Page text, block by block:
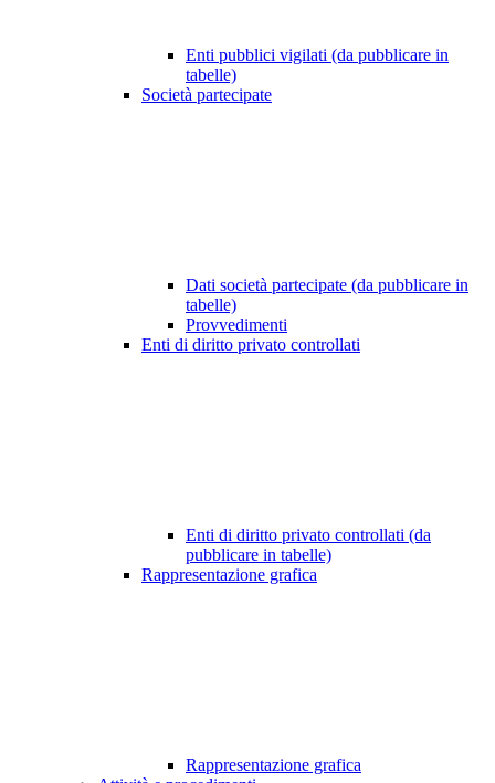
Enti pubblici vigilati (da pubblicare in
tabelle)
Società partecipate
Dati società partecipate (da pubblicare in
tabelle)
Provvedimenti
Enti di diritto privato controllati
Enti di diritto privato controllati (da
pubblicare in tabelle)
Rappresentazione grafica
Rappresentazione grafica